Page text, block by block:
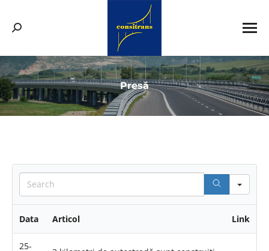
Search:
Presă
You are here:
Data Articol Link
25-